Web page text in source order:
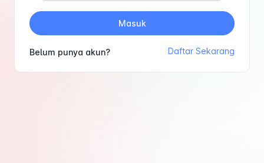
Masuk
Belum punya akun? Daftar Sekarang